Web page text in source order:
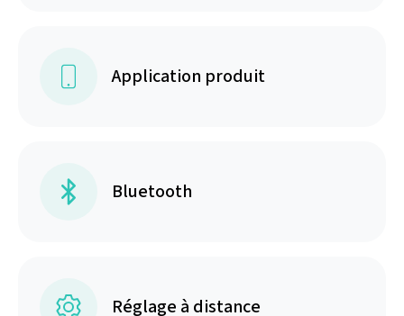
Application produit
Bluetooth
Réglage à distance